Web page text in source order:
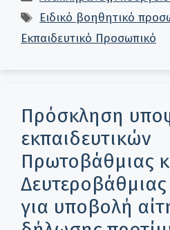
Ετικέτες
Ειδικό βοηθητικό
Εκπαιδευτικό Προσωπικό
Πρόσκληση
εκπαιδευτικών
Πρωτοβάθμιας
για υποβολή